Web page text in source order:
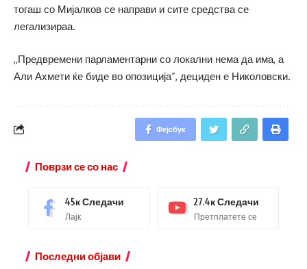
тогаш со Мијалков се направи и сите средства се
легализираа.
,,Предвремени парламентарни со локални нема да има, а
Али Ахмети ќе биде во опозиција”, дециден е Николовски.
Фејсбук
Поврзи се со нас
45кСледачи
Лајк
27.4кСледачи
Претплатете се
Последни објави